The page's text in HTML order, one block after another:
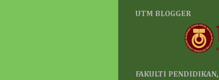
UTM BLOGGER
FAKULTI